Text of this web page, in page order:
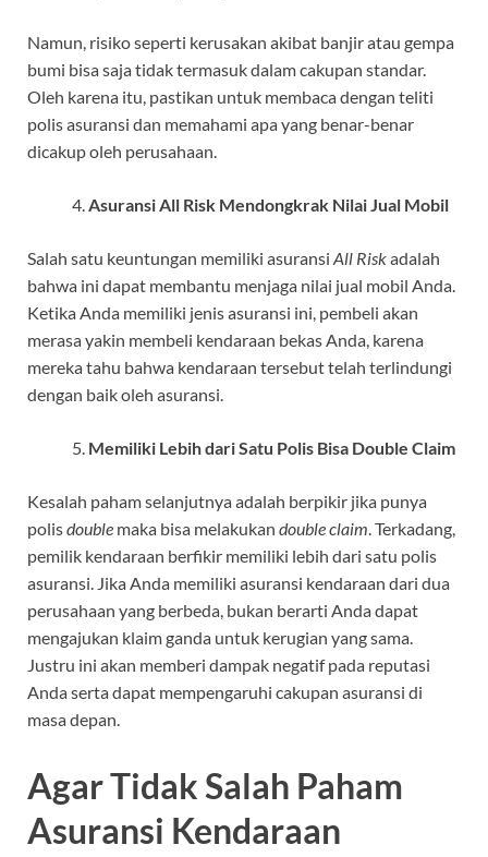
Namun, risiko seperti kerusakan akibat banjir atau gempa
bumi bisa saja tidak termasuk dalam cakupan standar.
Oleh karena itu, pastikan untuk membaca dengan teliti
polis asuransi dan memahami apa yang benar-benar
dicakup oleh perusahaan.
Asuransi All Risk Mendongkrak Nilai Jual Mobil
Salah satu keuntungan memiliki asuransi All Riskadalah
bahwa ini dapat membantu menjaga nilai jual mobil Anda.
Ketika Anda memiliki jenis asuransi ini, pembeli akan
merasa yakin membeli kendaraan bekas Anda, karena
mereka tahu bahwa kendaraan tersebut telah terlindungi
dengan baik oleh asuransi.
Memiliki Lebih dari Satu Polis Bisa Double Claim
Kesalah paham selanjutnya adalah berpikir jika punya
polisdouble maka bisa melakukan doubleclaim . Terkadang,
pemilik kendaraan berfikir memiliki lebih dari satu polis
asuransi. Jika Anda memiliki asuransi kendaraan dari dua
perusahaan yang berbeda, bukan berarti Anda dapat
mengajukan klaim ganda untuk kerugian yang sama.
Justru ini akan memberi dampak negatif pada reputasi
Anda serta dapat mempengaruhi cakupan asuransi di
masa depan.
Agar Tidak Salah Paham
Asuransi Kendaraan